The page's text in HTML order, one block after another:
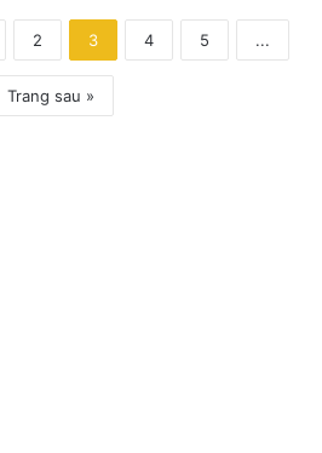
2 3 4 5 ...
Trang sau »